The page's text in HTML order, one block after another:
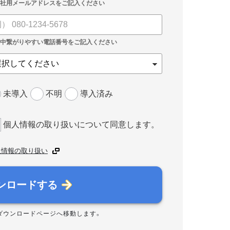
未導入 不明 導入済み
個人情報の取り扱いについて同意します。
報の取り扱い
ロードする
ウンロードページへ移動します。